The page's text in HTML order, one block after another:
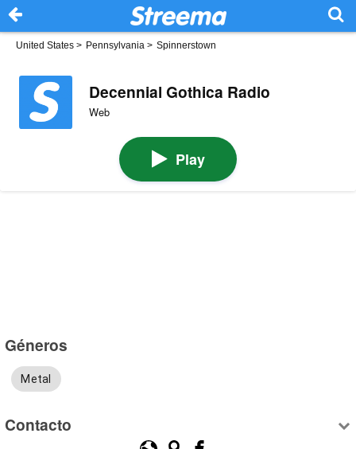
United States > Pennsylvania > Spinnerstown
Decennial Gothica Radio
Web
Play
Géneros
Metal
Contacto